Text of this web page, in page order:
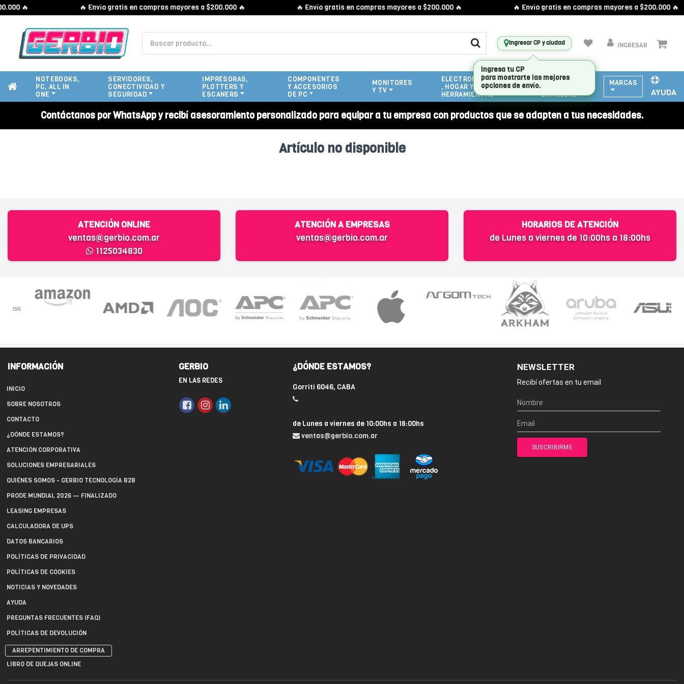
🔥 🔥 Envío gratis en compras mayores a $200.000 🔥 🔥 Envío gratis en compras mayores a $200.000 🔥 🔥 Envío gratis en compras mayores a $200.000 🔥
Ingresar CP y ciudad INGRESAR
NOTEBOOKS,
PC, ALL IN
ONE
SERVIDORES,
CONECTIVIDAD Y
SEGURIDAD
IMPRESORAS,
PLOTTERS Y
ESCANERS
COMPONENTES
Y ACCESORIOS
DE PC
MONITORES
Y TV
ELECTRODOMESTICOS
, HOGAR Y
HERRAMIENTAS
ATENCIÓN
EMPRESAS
MARCAS
AYUDA
Contáctanos por WhatsApp y recibí asesoramiento personalizado para equipar a tu empresa con productos que se adapten a tus necesidades.
Artículo no disponible
ATENCIÓN ONLINE
ventas@gerbio.com.ar
1125034830
ATENCIÓN A EMPRESAS
ventas@gerbio.com.ar
HORARIOS DE ATENCIÓN
de Lunes a viernes de 10:00hs a 18:00hs
INFORMACIÓN
INICIO
SOBRE NOSOTROS
CONTACTO
¿DÓNDE ESTAMOS?
ATENCIÓN CORPORATIVA
SOLUCIONES EMPRESARIALES
QUIÉNES SOMOS - GERBIO TECNOLOGÍA B2B
PRODE MUNDIAL 2026 — FINALIZADO
LEASING EMPRESAS
CALCULADORA DE UPS
DATOS BANCARIOS
POLÍTICAS DE PRIVACIDAD
POLÍTICAS DE COOKIES
NOTICIAS Y NOVEDADES
AYUDA
PREGUNTAS FRECUENTES (FAQ)
POLÍTICAS DE DEVOLUCIÓN
ARREPENTIMIENTO DE COMPRA
LIBRO DE QUEJAS ONLINE
GERBIO
EN LAS REDES
¿DÓNDE ESTAMOS?
Gorriti 6046, CABA
de Lunes a viernes de 10:00hs a 18:00hs
ventas@gerbio.com.ar
NEWSLETTER
Recibí ofertas en tu email